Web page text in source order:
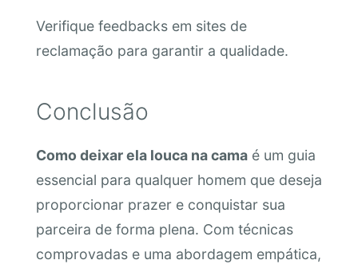
Verifique feedbacks em sites de
reclamação para garantir a qualidade.
Conclusão
Como deixar ela louca na camaé um guia
essencial para qualquer homem que deseja
proporcionar prazer e conquistar sua
parceira de forma plena. Com técnicas
comprovadas e uma abordagem empática,